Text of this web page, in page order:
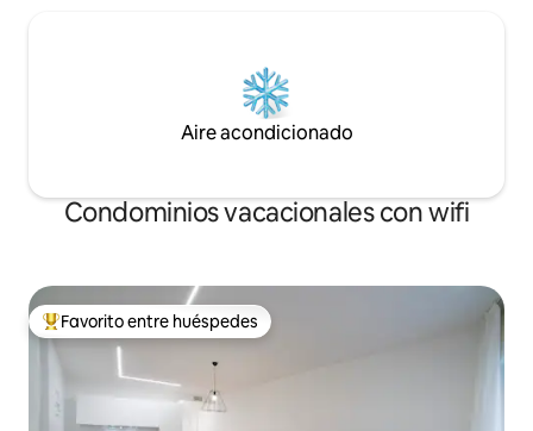
Aire acondicionado
Condominios vacacionales con wifi
Favorito entre huéspedes preferido
Favorito entre huéspedes